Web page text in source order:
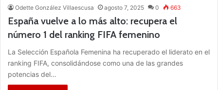
Odette González Villaescusa agosto 7, 2025 0 663
España vuelve a lo más alto: recupera el
número 1 del ranking FIFA femenino
La Selección Española Femenina ha recuperado el liderato en el
ranking FIFA, consolidándose como una de las grandes
potencias del…